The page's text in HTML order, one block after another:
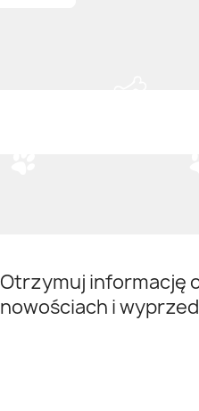
Otrzymuj informację
nowościach i